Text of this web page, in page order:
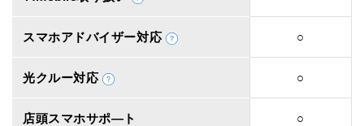
スマホアドバイザー対応 ○
光クルー対応 ○
店頭スマホサポ―ト ○